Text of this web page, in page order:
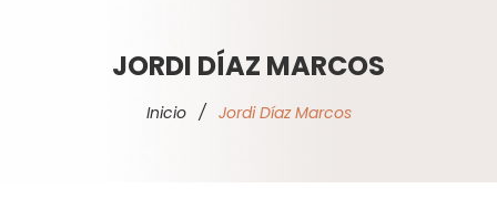
JORDI DÍAZ MARCOS
Inicio / Jordi Díaz Marcos